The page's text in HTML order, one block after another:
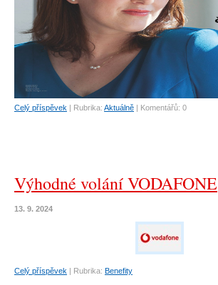
Celý příspěvek | Rubrika: Aktuálně | Komentářů: 0
Výhodné volání VODAFONE
13. 9. 2024
Celý příspěvek | Rubrika: Benefity